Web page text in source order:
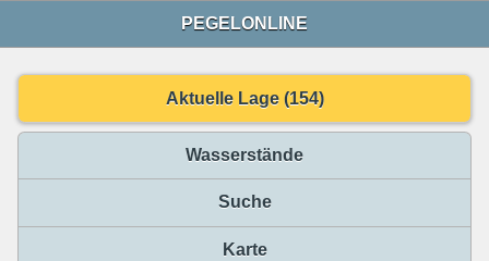
PEGELONLINE
Aktuelle Lage (154)
Wasserstände
Suche
Karte